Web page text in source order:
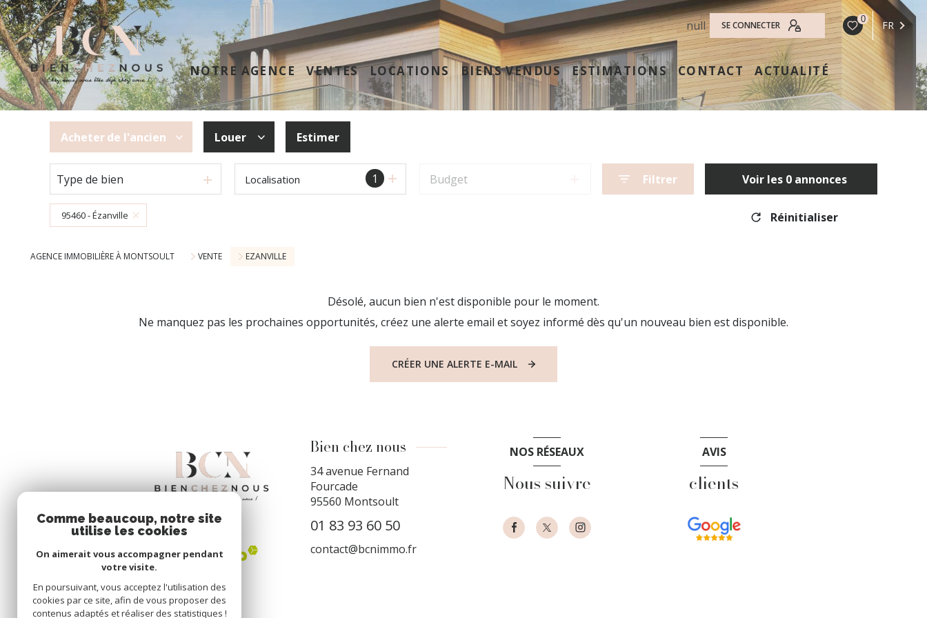
null SE CONNECTER
0 FR
NOTRE AGENCE VENTES LOCATIONS BIENS VENDUS ESTIMATIONS CONTACT ACTUALITÉ
Acheterde l'ancien
De l'ancien
Louer
à l'année
Estimer
Type de bien 1
Localisation Budget Filtrer Voir les 0 annonces
95460 - Ézanville Réinitialiser
AGENCE IMMOBILIÈRE À MONTSOULT VENTE EZANVILLE
Désolé, aucun bien n'est disponible pour le moment.
Ne manquez pas les prochaines opportunités, créez une alerte email et soyez informé dès qu'un nouveau bien est disponible.
CRÉER UNE ALERTE E-MAIL
Bien chez nous
34 avenue Fernand
Fourcade
95560 Montsoult
01 83 93 60 50
contact@bcnimmo.fr
NOS RÉSEAUX
Nous suivre
AVIS
clients
Comme beaucoup, notre site
utilise les cookies
On aimerait vous accompagner pendant
votre visite.
En poursuivant, vous acceptez l'utilisation des
cookies par ce site, afin de vous proposer des
contenus adaptés et réaliser des statistiques !